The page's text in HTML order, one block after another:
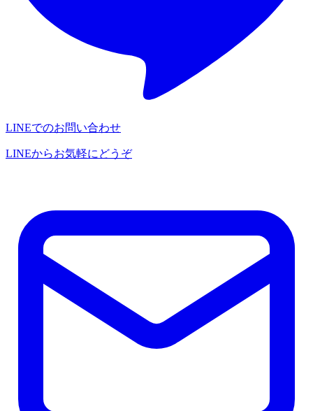
LINEでのお問い合わせ
LINEからお気軽にどうぞ